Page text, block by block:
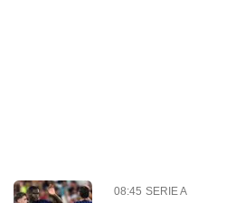
08:45 SERIE A